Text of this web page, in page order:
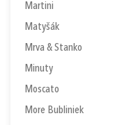
Martini
Matyšák
Mrva & Stanko
Minuty
Moscato
More Bubliniek